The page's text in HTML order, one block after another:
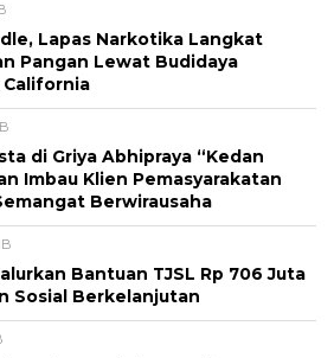
Lapas Narkotika Langkat
Pangan Lewat Budidaya
California
di Griya Abhipraya “Kedan
Imbau Klien Pemasyarakatan
Berwirausaha
Bantuan TJSL Rp 706 Juta
Sosial Berkelanjutan